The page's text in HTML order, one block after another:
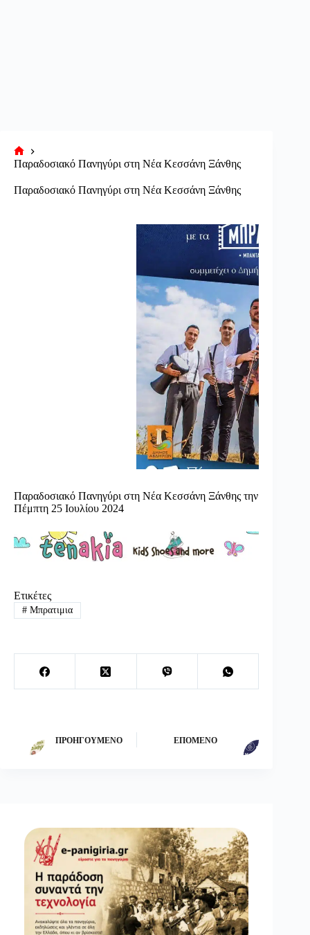
Αρχική
Παραδοσιακό Πανηγύρι στη Νέα Κεσσάνη Ξάνθης
Παραδοσιακό Πανηγύρι στη Νέα Κεσσάνη Ξάνθης
Παραδοσιακό Πανηγύρι στη Νέα Κεσσάνη Ξάνθης την
Πέμπτη 25 Ιουλίου 2024
Ετικέτες
#Μπρατιμια
ΠΡΟΗΓΟΎΜΕΝΟ ΕΠΌΜΕΝΟ